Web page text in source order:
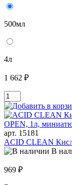
500мл
4л
1 662 ₽
арт. 15181
ACID CLEAN
В
969 ₽